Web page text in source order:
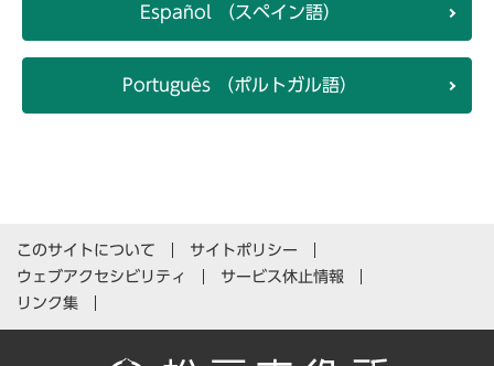
Español （スペイン語）
Português （ポルトガル語）
このサイトについて
サイトポリシー
ウェブアクセシビリティ
サービス休止情報
リンク集